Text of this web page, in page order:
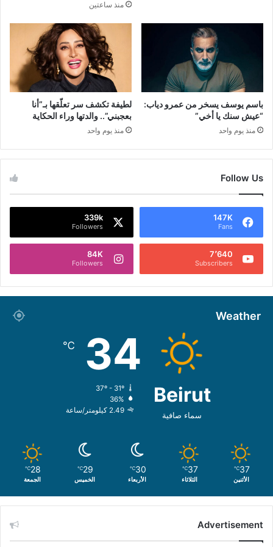
منذ ساعتين
باسم يوسف يسخر من عمرو دياب:
“عيش سنك يا أخي”
منذ يوم واحد
لطيفة تكشف سر تعلّقها بـ”أنا
بعجبني”.. والدتها وراء الحكاية
منذ يوم واحد
Follow Us
147K
Fans
339k
Followers
7٬640
Subscribers
84K
Followers
Weather
Beirut
سماء صافية
34
℃
37º - 31º
36%
2.49 كيلومتر/ساعة
37
℃
الأثنين
37
℃
الثلاثاء
30
℃
الأربعاء
29
℃
الخميس
28
℃
الجمعة
Advertisement